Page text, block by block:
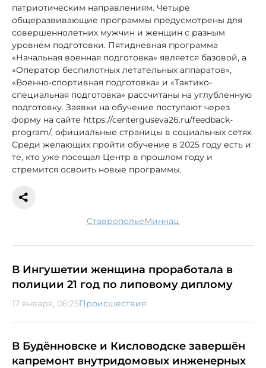
патриотическим направлениям. Четыре
общеразвивающие программы предусмотрены для
совершеннолетних мужчин и женщин с разным
уровнем подготовки. Пятидневная программа
«Начальная военная подготовка» является базовой, а
«Оператор беспилотных летательных аппаратов»,
«Военно-спортивная подготовка» и «Тактико-
специальная подготовка» рассчитаны на углубленную
подготовку. Заявки на обучение поступают через
форму на сайте https://centerguseva26.ru/feedback-
program/, официальные страницы в социальных сетях.
Среди желающих пройти обучение в 2025 году есть и
те, кто уже посещал Центр в прошлом году и
стремится освоить новые программы.
Ставрополье миннац
В Ингушетии женщина проработала в
полиции 21 год по липовому диплому
17 января, 06:25Происшествия
В Будённовске и Кисловодске завершён
капремонт внутридомовых инженерных